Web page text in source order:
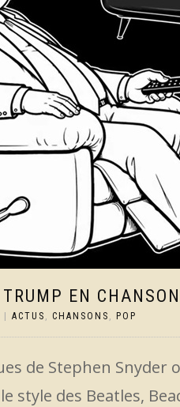
EN
ACTUS , CHANSONS , POP
de Stephen Snyder
style des Beatles,